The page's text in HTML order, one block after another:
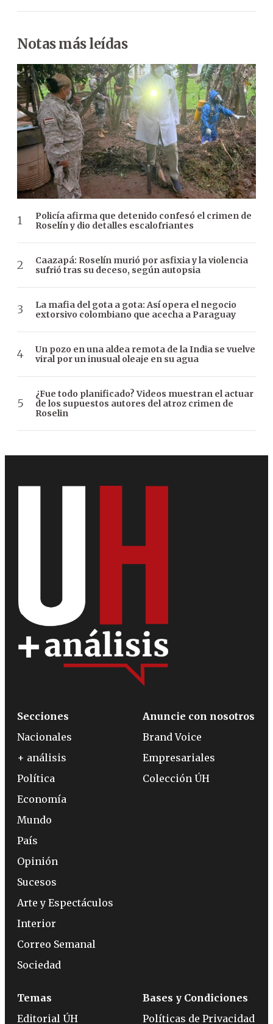
Notas más leídas
Policía afirma que detenido confesó el crimen de
Roselín y dio detalles escalofriantes
Caazapá: Roselín murió por asfixia y la violencia
sufrió tras su deceso, según autopsia
La mafia del gota a gota: Así opera el negocio
extorsivo colombiano que acecha a Paraguay
Un pozo en una aldea remota de la India se vuelve
viral por un inusual oleaje en su agua
¿Fue todo planificado? Videos muestran el actuar
de los supuestos autores del atroz crimen de
Roselin
Secciones
Nacionales
+ análisis
Política
Economía
Mundo
País
Opinión
Sucesos
Arte y Espectáculos
Interior
Correo Semanal
Sociedad
Anuncie con nosotros
Brand Voice
Empresariales
Colección ÚH
Temas
Editorial ÚH
Bases y Condiciones
Políticas de Privacidad